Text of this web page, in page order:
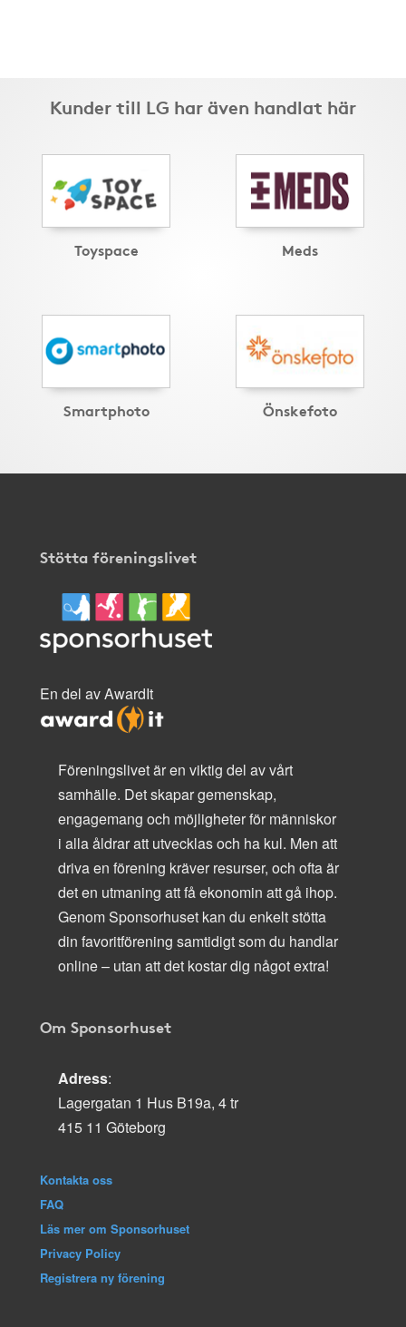
Kunder till LG har även handlat här
Toyspace Meds
Smartphoto Önskefoto
Stötta föreningslivet
En del av AwardIt
Föreningslivet är en viktig del av vårt
samhälle. Det skapar gemenskap,
engagemang och möjligheter för människor
i alla åldrar att utvecklas och ha kul. Men att
driva en förening kräver resurser, och ofta är
det en utmaning att få ekonomin att gå ihop.
Genom Sponsorhuset kan du enkelt stötta
din favoritförening samtidigt som du handlar
online – utan att det kostar dig något extra!
Om Sponsorhuset
Adress:
Lagergatan 1 Hus B19a, 4 tr
415 11 Göteborg
Kontakta oss
FAQ
Läs mer om Sponsorhuset
Privacy Policy
Registrera ny förening